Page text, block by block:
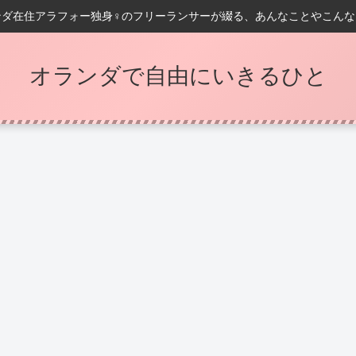
在住アラフォー独身♀️のフリーランサーが綴る、あんなことやこん
オランダで自由にいきるひと